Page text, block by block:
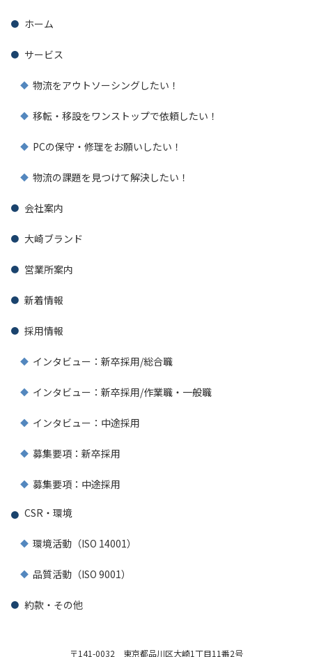
〒141-0032 東京都品川区大崎1丁目11番2号
ホーム
サービス
物流をアウトソーシングしたい！
移転・移設をワンストップで依頼したい！
PCの保守・修理をお願いしたい！
物流の課題を見つけて解決したい！
会社案内
大崎ブランド
営業所案内
新着情報
採用情報
インタビュー：新卒採用/総合職
インタビュー：新卒採用/作業職・一般職
インタビュー：中途採用
募集要項：新卒採用
募集要項：中途採用
CSR・環境
環境活動（ISO 14001）
品質活動（ISO 9001）
約款・その他